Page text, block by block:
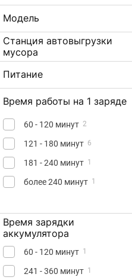
Модель
Станция автовыгрузки
мусора
Питание
Время работы на 1 заряде
60 - 120 минут 2
121 - 180 минут 6
181 - 240 минут 1
более 240 минут 1
Время зарядки
аккумулятора
60 - 120 минут 1
241 - 360 минут 1